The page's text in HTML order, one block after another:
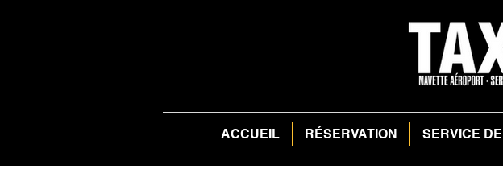
ACCUEIL RÉSERVATION SERVICE